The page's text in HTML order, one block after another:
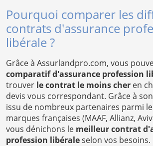
Pourquoi comparer les
contrats d'assurance
libérale ?
Grâce à Assurlandpro.com, vous
comparatif d'assurance profession
trouver le contrat le moins cher en
devis vous correspondant. Grâce à
issu de nombreux partenaires parmi
marques françaises (MAAF, Allianz,
vous dénichons le meilleur contrat
profession libéraleselon vos besoins.